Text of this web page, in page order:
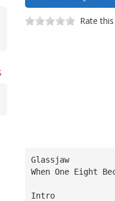
Rate
Glassjaw
When One Eight
Intro